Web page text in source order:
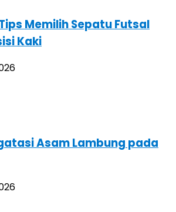
Memilih Sepatu Futsal
Kaki
Asam Lambung pada